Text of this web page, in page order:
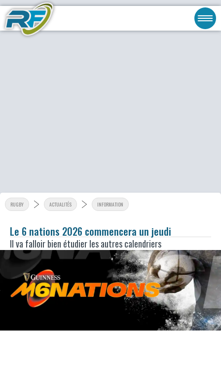
RUGBY ACTUALITÉS INFORMATION
Le 6 nations 2026 commencera un jeudi
Il va falloir bien étudier les autres calendriers